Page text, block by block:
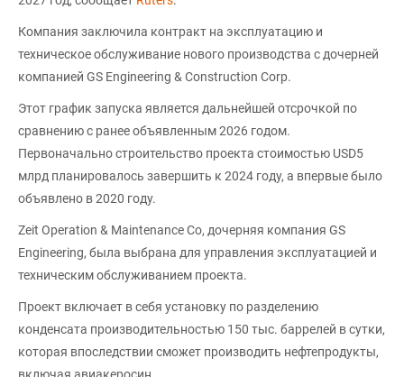
Компания заключила контракт на эксплуатацию и
техническое обслуживание нового производства с дочерней
компанией GS Engineering & Construction Corp.
Этот график запуска является дальнейшей отсрочкой по
сравнению с ранее объявленным 2026 годом.
Первоначально строительство проекта стоимостью USD5
млрд планировалось завершить к 2024 году, а впервые было
объявлено в 2020 году.
Zeit Operation & Maintenance Co, дочерняя компания GS
Engineering, была выбрана для управления эксплуатацией и
техническим обслуживанием проекта.
Проект включает в себя установку по разделению
конденсата производительностью 150 тыс. баррелей в сутки,
которая впоследствии сможет производить нефтепродукты,
включая авиакеросин.